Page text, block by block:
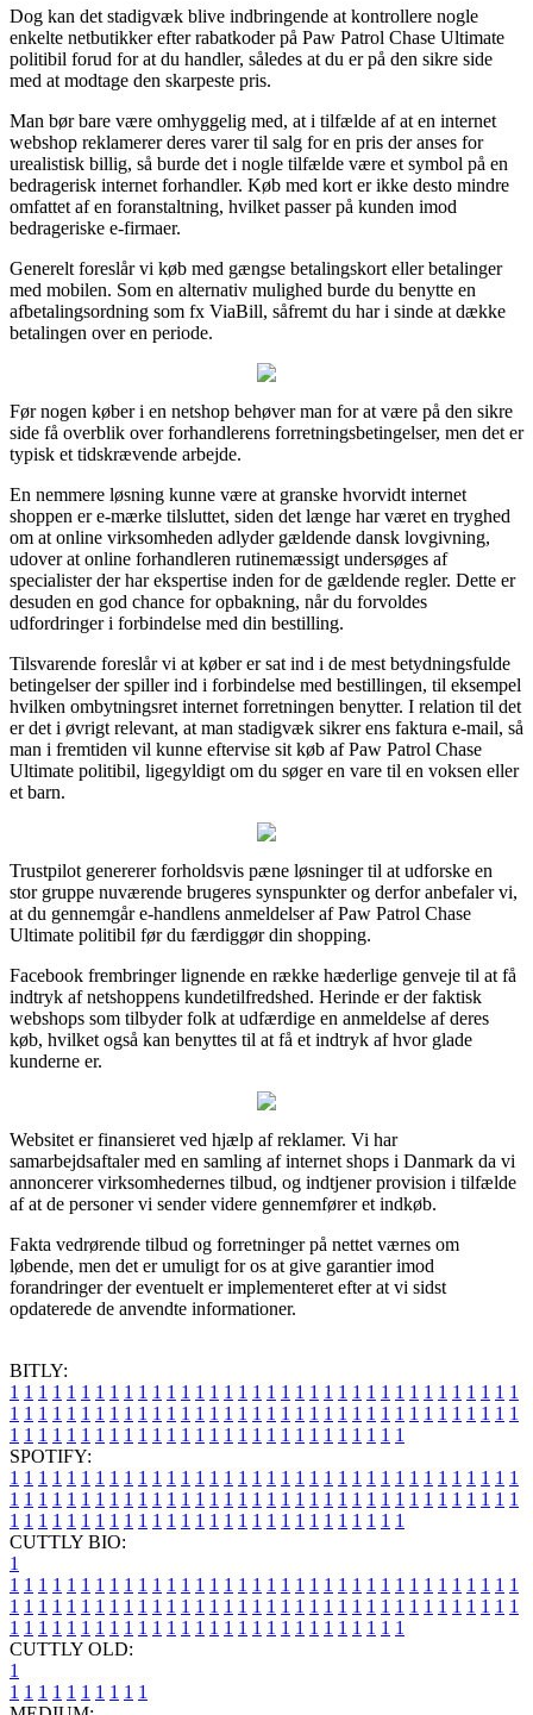
Dog kan det stadigvæk blive indbringende at kontrollere nogle
enkelte netbutikker efter rabatkoder på Paw Patrol Chase Ultimate
politibil forud for at du handler, således at du er på den sikre side
med at modtage den skarpeste pris.
Man bør bare være omhyggelig med, at i tilfælde af at en internet
webshop reklamerer deres varer til salg for en pris der anses for
urealistisk billig, så burde det i nogle tilfælde være et symbol på en
bedragerisk internet forhandler. Køb med kort er ikke desto mindre
omfattet af en foranstaltning, hvilket passer på kunden imod
bedrageriske e-firmaer.
Generelt foreslår vi køb med gængse betalingskort eller betalinger
med mobilen. Som en alternativ mulighed burde du benytte en
afbetalingsordning som fx ViaBill, såfremt du har i sinde at dække
betalingen over en periode.
Før nogen køber i en netshop behøver man for at være på den sikre
side få overblik over forhandlerens forretningsbetingelser, men det er
typisk et tidskrævende arbejde.
En nemmere løsning kunne være at granske hvorvidt internet
shoppen er e-mærke tilsluttet, siden det længe har været en tryghed
om at online virksomheden adlyder gældende dansk lovgivning,
udover at online forhandleren rutinemæssigt undersøges af
specialister der har ekspertise inden for de gældende regler. Dette er
desuden en god chance for opbakning, når du forvoldes
udfordringer i forbindelse med din bestilling.
Tilsvarende foreslår vi at køber er sat ind i de mest betydningsfulde
betingelser der spiller ind i forbindelse med bestillingen, til eksempel
hvilken ombytningsret internet forretningen benytter. I relation til det
er det i øvrigt relevant, at man stadigvæk sikrer ens faktura e-mail, så
man i fremtiden vil kunne eftervise sit køb af Paw Patrol Chase
Ultimate politibil, ligegyldigt om du søger en vare til en voksen eller
et barn.
Trustpilot genererer forholdsvis pæne løsninger til at udforske en
stor gruppe nuværende brugeres synspunkter og derfor anbefaler vi,
at du gennemgår e-handlens anmeldelser af Paw Patrol Chase
Ultimate politibil før du færdiggør din shopping.
Facebook frembringer lignende en række hæderlige genveje til at få
indtryk af netshoppens kundetilfredshed. Herinde er der faktisk
webshops som tilbyder folk at udfærdige en anmeldelse af deres
køb, hvilket også kan benyttes til at få et indtryk af hvor glade
kunderne er.
Websitet er finansieret ved hjælp af reklamer. Vi har
samarbejdsaftaler med en samling af internet shops i Danmark da vi
annoncerer virksomhedernes tilbud, og indtjener provision i tilfælde
af at de personer vi sender videre gennemfører et indkøb.
Fakta vedrørende tilbud og forretninger på nettet værnes om
løbende, men det er umuligt for os at give garantier imod
forandringer der eventuelt er implementeret efter at vi sidst
opdaterede de anvendte informationer.
BITLY:
1 1 1 1 1 1 1 1 1 1 1 1 1 1 1 1 1 1 1 1 1 1 1 1 1 1 1 1 1 1 1 1 1 1 1 1
1 1 1 1 1 1 1 1 1 1 1 1 1 1 1 1 1 1 1 1 1 1 1 1 1 1 1 1 1 1 1 1 1 1 1 1
1 1 1 1 1 1 1 1 1 1 1 1 1 1 1 1 1 1 1 1 1 1 1 1 1 1 1 1
SPOTIFY:
1 1 1 1 1 1 1 1 1 1 1 1 1 1 1 1 1 1 1 1 1 1 1 1 1 1 1 1 1 1 1 1 1 1 1 1
1 1 1 1 1 1 1 1 1 1 1 1 1 1 1 1 1 1 1 1 1 1 1 1 1 1 1 1 1 1 1 1 1 1 1 1
1 1 1 1 1 1 1 1 1 1 1 1 1 1 1 1 1 1 1 1 1 1 1 1 1 1 1 1
CUTTLY BIO:
1
1 1 1 1 1 1 1 1 1 1 1 1 1 1 1 1 1 1 1 1 1 1 1 1 1 1 1 1 1 1 1 1 1 1 1 1
1 1 1 1 1 1 1 1 1 1 1 1 1 1 1 1 1 1 1 1 1 1 1 1 1 1 1 1 1 1 1 1 1 1 1 1
1 1 1 1 1 1 1 1 1 1 1 1 1 1 1 1 1 1 1 1 1 1 1 1 1 1 1 1
CUTTLY OLD:
1
1 1 1 1 1 1 1 1 1 1